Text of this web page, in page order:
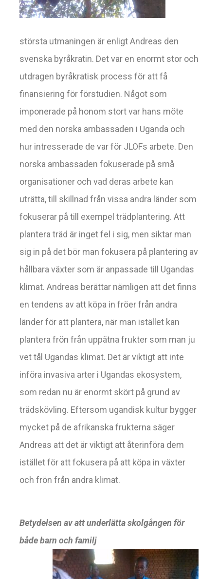
största utmaningen är enligt Andreas den
svenska byråkratin. Det var en enormt stor och
utdragen byråkratisk process för att få
finansiering för förstudien. Något som
imponerade på honom stort var hans möte
med den norska ambassaden i Uganda och
hur intresserade de var för JLOFs arbete. Den
norska ambassaden fokuserade på små
organisationer och vad deras arbete kan
uträtta, till skillnad från vissa andra länder som
fokuserar på till exempel trädplantering. Att
plantera träd är inget fel i sig, men siktar man
sig in på det bör man fokusera på plantering av
hållbara växter som är anpassade till Ugandas
klimat. Andreas berättar nämligen att det finns
en tendens av att köpa in fröer från andra
länder för att plantera, när man istället kan
plantera frön från uppätna frukter som man ju
vet tål Ugandas klimat. Det är viktigt att inte
införa invasiva arter i Ugandas ekosystem,
som redan nu är enormt skört på grund av
trädskövling. Eftersom ugandisk kultur bygger
mycket på de afrikanska frukterna säger
Andreas att det är viktigt att återinföra dem
istället för att fokusera på att köpa in växter
och frön från andra klimat.
Betydelsen av att underlätta skolgången för
både barn och familj